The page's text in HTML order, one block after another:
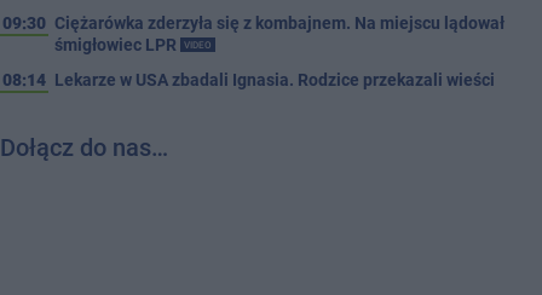
09:30 Ciężarówka zderzyła się z kombajnem. Na miejscu lądował
śmigłowiec LPR
VIDEO
08:14 Lekarze w USA zbadali Ignasia. Rodzice przekazali wieści
Dołącz do nas…